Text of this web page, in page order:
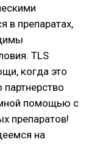
в препаратах,
TLS
когда это
помощью с
препаратов!
на